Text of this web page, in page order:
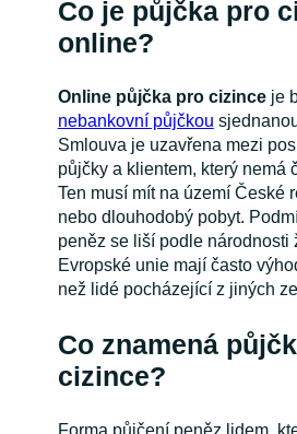
Co je půjčka pro
online?
Online půjčka pro cizinceje
nebankovní půjčkou
Smlouva je uzavřena mezi
půjčky a klientem, který nemá
Ten musí mít na území České
nebo dlouhodobý pobyt.
peněz se liší podle národnosti
Evropské unie mají často
než lidé pocházející z jiných
Co znamená
cizince?